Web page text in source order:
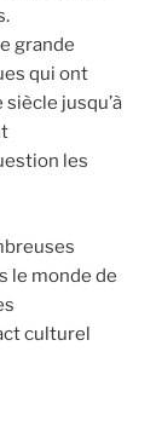
grande
qui ont
jusqu’à
les
le monde de
culturel